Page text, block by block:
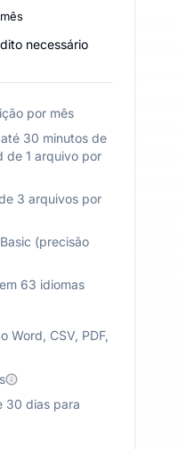
necessário
por mês
30 minutos de
de 1 arquivo por
3 arquivos por
(precisão
63 idiomas
Word, CSV, PDF,
30 dias para